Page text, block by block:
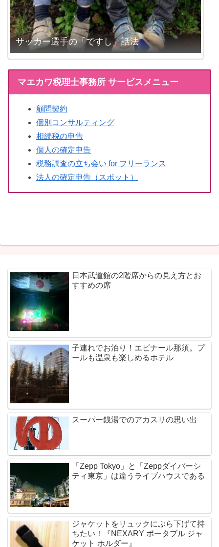
サッカー選手の「ですし」話法
マエカワ税理士事務所 サービスメニュー
顧問契約
個別コンサルティング
相続税の申告
個人の確定申告
税務調査の立ち会い for フリーランス
法人の確定申告（スポット）
日本武道館の2階席からの見え方とお
すすめの席
子連れでお泊り！エピナール那須。プ
ールも温泉も楽しめるホテル
スーパー銭湯でのアカスリの思い出
「Zepp Tokyo」と「Zeppダイバーシ
ティ東京」は違うライブハウスである
ジャケットをリュックにぶら下げて持
ちたい！『NEXARY ポータブル ジャ
ケット ホルダー』